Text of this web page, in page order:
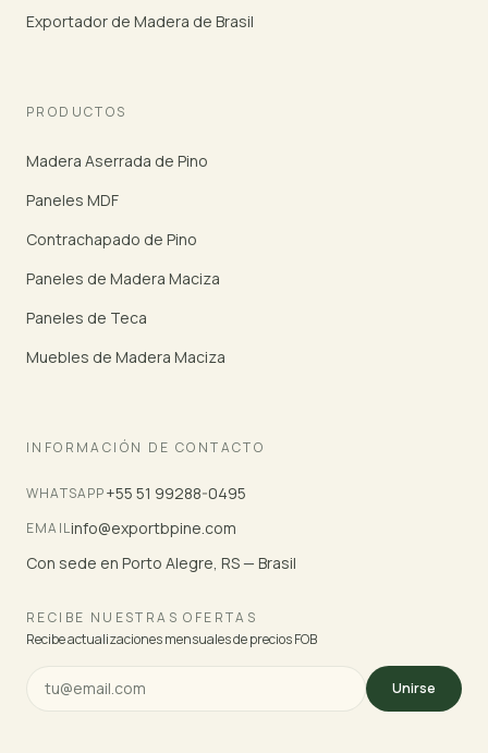
Exportador de Madera de Brasil
PRODUCTOS
Madera Aserrada de Pino
Paneles MDF
Contrachapado de Pino
Paneles de Madera Maciza
Paneles de Teca
Muebles de Madera Maciza
INFORMACIÓN DE CONTACTO
WHATSAPP+55 51 99288-0495
EMAILinfo@exportbpine.com
Con sede en Porto Alegre, RS — Brasil
RECIBE NUESTRAS OFERTAS
Recibe actualizaciones mensuales de precios FOB
Unirse